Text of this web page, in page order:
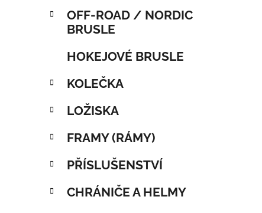
OFF-ROAD / NORDIC
BRUSLE
HOKEJOVÉ BRUSLE
KOLEČKA
LOŽISKA
FRAMY (RÁMY)
PŘÍSLUŠENSTVÍ
CHRÁNIČE A HELMY